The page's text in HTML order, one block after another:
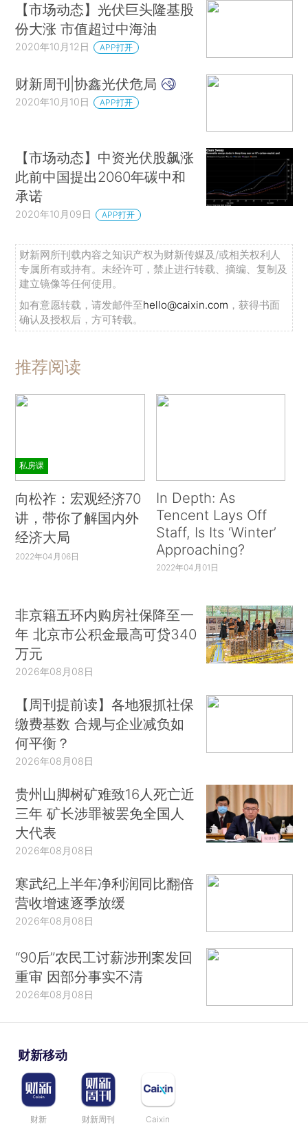
【市场动态】光伏巨头隆基股
份大涨 市值超过中海油
2020年10月12日 APP打开
财新周刊|协鑫光伏危局
2020年10月10日 APP打开
【市场动态】中资光伏股飙涨
此前中国提出2060年碳中和
承诺
2020年10月09日 APP打开
财新网所刊载内容之知识产权为财新传媒及/或相关权利人
专属所有或持有。未经许可，禁止进行转载、摘编、复制及
建立镜像等任何使用。
如有意愿转载，请发邮件至hello@caixin.com ，获得书面
确认及授权后，方可转载。
推荐阅读
私房课
向松祚：宏观经济70
讲，带你了解国内外
经济大局
2022年04月06日
In Depth: As
Tencent Lays Off
Staff, Is Its ‘Winter’
Approaching?
2022年04月01日
非京籍五环内购房社保降至一
年 北京市公积金最高可贷340
万元
2026年08月08日
【周刊提前读】各地狠抓社保
缴费基数 合规与企业减负如
何平衡？
2026年08月08日
贵州山脚树矿难致16人死亡近
三年 矿长涉罪被罢免全国人
大代表
2026年08月08日
寒武纪上半年净利润同比翻倍
营收增速逐季放缓
2026年08月08日
“90后”农民工讨薪涉刑案发回
重审 因部分事实不清
2026年08月08日
财新移动
财新 财新周刊 Caixin